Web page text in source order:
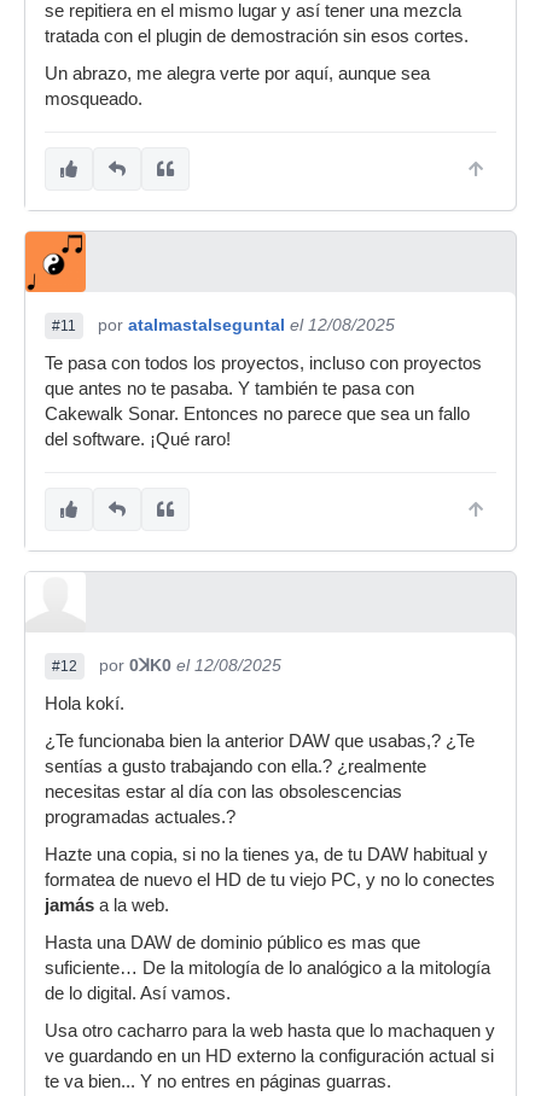
se repitiera en el mismo lugar y así tener una mezcla
tratada con el plugin de demostración sin esos cortes.
Un abrazo, me alegra verte por aquí, aunque sea
mosqueado.
#11 por atalmastalseguntal el 12/08/2025
Te pasa con todos los proyectos, incluso con proyectos
que antes no te pasaba. Y también te pasa con
Cakewalk Sonar. Entonces no parece que sea un fallo
del software. ¡Qué raro!
#12 por 0ꓘK0 el 12/08/2025
Hola kokí.
¿Te funcionaba bien la anterior DAW que usabas,? ¿Te
sentías a gusto trabajando con ella.? ¿realmente
necesitas estar al día con las obsolescencias
programadas actuales.?
Hazte una copia, si no la tienes ya, de tu DAW habitual y
formatea de nuevo el HD de tu viejo PC, y no lo conectes
jamás a la web.
Hasta una DAW de dominio público es mas que
suficiente… De la mitología de lo analógico a la mitología
de lo digital. Así vamos.
Usa otro cacharro para la web hasta que lo machaquen y
ve guardando en un HD externo la configuración actual si
te va bien... Y no entres en páginas guarras.